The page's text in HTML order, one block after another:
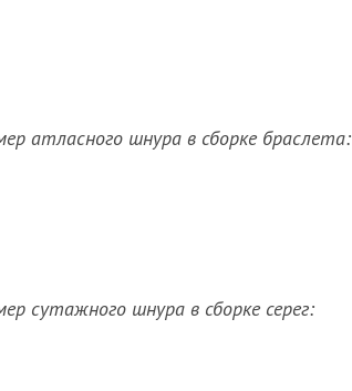
атласного шнура в сборке браслета:
сутажного шнура в сборке серег: